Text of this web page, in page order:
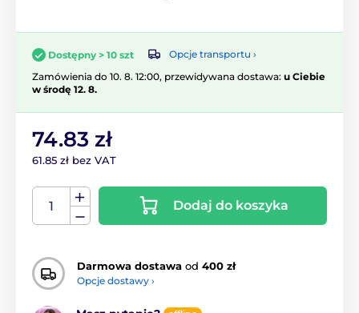
Dostępny > 10 szt
Opcje transportu ›
Zamówienia do 10. 8. 12:00, przewidywana dostawa: u Ciebie
w środę 12. 8.
74.83 zł
61.85 zł bez VAT
Dodaj do koszyka
Darmowa dostawa od 400 zł
Opcje dostawy ›